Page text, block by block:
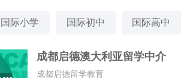
国际小学 国际初中 国际高中
留学美国 留学英国 留学澳洲
成都启德澳大利亚留学中介
成都启德留学教育